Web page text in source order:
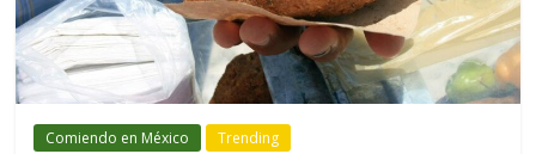
Comiendo en México Trending